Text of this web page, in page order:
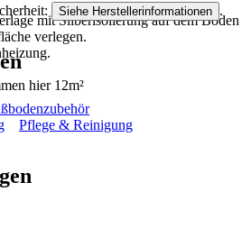
mit Silberisolierung auf dem Boden
verlegen.
hier 12m²
Siehe Herstellerinformationen .
Pflege & Reinigung